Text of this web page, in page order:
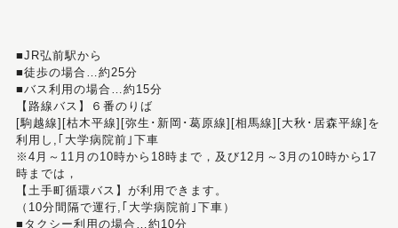
■JR弘前駅から
■徒歩の場合…約25分
■バス利用の場合…約15分
【路線バス】６番のりば
[駒越線][枯木平線][弥生･新岡･葛原線][相馬線][大秋･居森平線]を
利用し,｢大学病院前｣下車
※4月～11月の10時から18時まで，及び12月～3月の10時から17
時までは，
【土手町循環バス】が利用できます。
（10分間隔で運行,｢大学病院前｣下車）
■タクシー利用の場合…約10分